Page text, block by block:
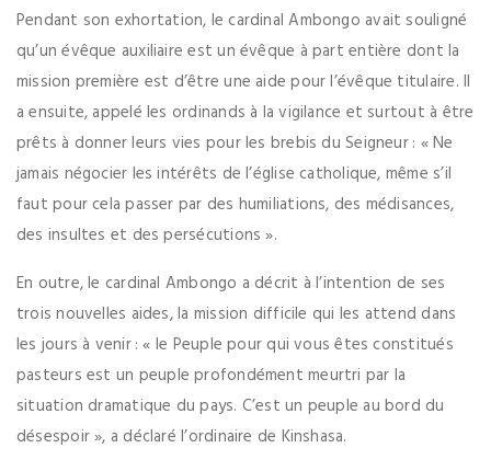
Pendant son exhortation, le cardinal Ambongo avait souligné
qu’un évêque auxiliaire est un évêque à part entière dont la
mission première est d’être une aide pour l’évêque titulaire. Il
a ensuite, appelé les ordinands à la vigilance et surtout à être
prêts à donner leurs vies pour les brebis du Seigneur : « Ne
jamais négocier les intérêts de l’église catholique, même s’il
faut pour cela passer par des humiliations, des médisances,
des insultes et des persécutions ».
En outre, le cardinal Ambongo a décrit à l’intention de ses
trois nouvelles aides, la mission difficile qui les attend dans
les jours à venir : « le Peuple pour qui vous êtes constitués
pasteurs est un peuple profondément meurtri par la
situation dramatique du pays. C’est un peuple au bord du
désespoir », a déclaré l’ordinaire de Kinshasa.